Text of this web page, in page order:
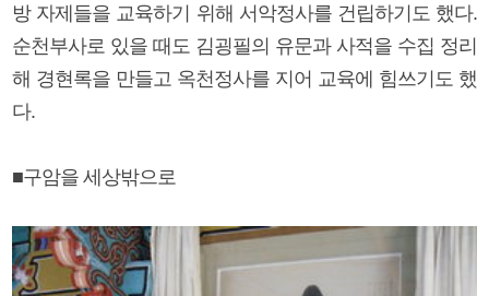
방 자제들을 교육하기 위해 서악정사를 건립하기도 했다.
순천부사로 있을 때도 김굉필의 유문과 사적을 수집 정리
해 경현록을 만들고 옥천정사를 지어 교육에 힘쓰기도 했
다.
■구암을 세상밖으로